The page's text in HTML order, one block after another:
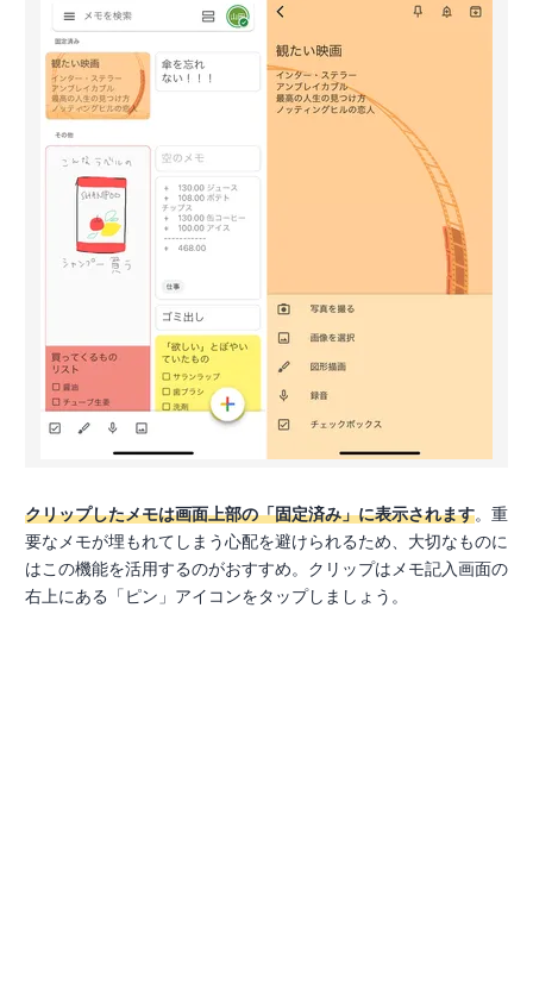
クリップしたメモは画面上部の「固定済み」に表示されます。重
要なメモが埋もれてしまう心配を避けられるため、大切なものに
はこの機能を活用するのがおすすめ。クリップはメモ記入画面の
右上にある「ピン」アイコンをタップしましょう。